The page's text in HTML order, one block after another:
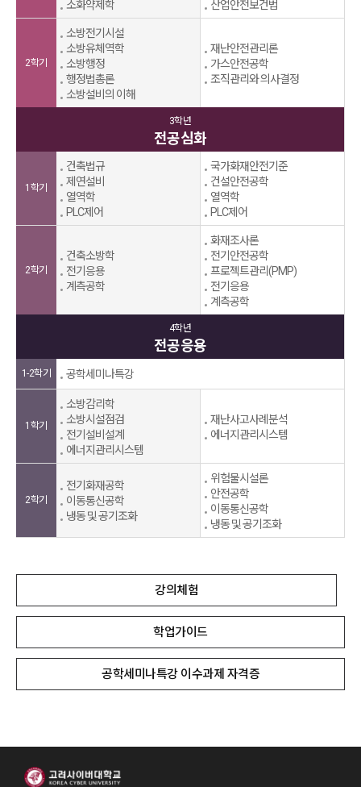
소화약제학
산업안전보건법
2학기
소방전기시설
소방유체역학
소방행정
행정법총론
소방설비의 이해
재난안전관리론
가스안전공학
조직관리와 의사결정
3학년
전공심화
1학기
건축법규
제연설비
열역학
PLC제어
국가화재안전기준
건설안전공학
열역학
PLC제어
2학기
건축소방학
전기응용
계측공학
화재조사론
전기안전공학
프로젝트관리(PMP)
전기응용
계측공학
4학년
전공응용
1-2학기 공학세미나특강
1학기
소방감리학
소방시설점검
전기설비설계
에너지관리시스템
재난사고사례분석
에너지관리시스템
2학기
전기화재공학
이동통신공학
냉동 및 공기조화
위험물시설론
안전공학
이동통신공학
냉동 및 공기조화
강의체험
학업가이드
공학세미나특강 이수과제 자격증